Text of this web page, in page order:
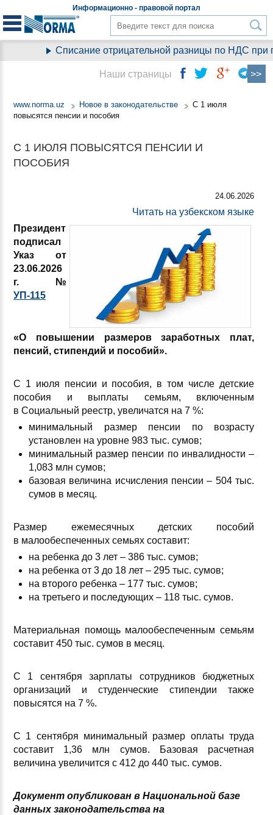
Информационно - правовой портал
Списание отрицательной разницы по НДС при
www.norma.uz Новое в законодательстве
С 1 июля
повысятся пенсии и пособия
С 1 ИЮЛЯ ПОВЫСЯТСЯ ПЕНСИИ И
ПОСОБИЯ
24.06.2026
Читать на узбекском языке
Президент
подписал
Указ от
23.06.2026
г. №
УП-115
«О повышении размеров заработных плат,
пенсий, стипендий и пособий».
С 1 июля пенсии и пособия, в том числе детские
пособия и выплаты семьям, включенным
в Социальный реестр, увеличатся на 7 %:
минимальный размер пенсии по возрасту
установлен на уровне 983 тыс. сумов;
минимальный размер пенсии по инвалидности –
1,083 млн сумов;
базовая величина исчисления пенсии – 504 тыс.
сумов в месяц.
Размер ежемесячных детских пособий
в малообеспеченных семьях составит:
на ребенка до 3 лет – 386 тыс. сумов;
на ребенка от 3 до 18 лет – 295 тыс. сумов;
на второго ребенка – 177 тыс. сумов;
на третьего и последующих – 118 тыс. сумов.
Материальная помощь малообеспеченным семьям
составит 450 тыс. сумов в месяц.
С 1 сентября зарплаты сотрудников бюджетных
организаций и студенческие стипендии также
повысятся на 7 %.
С 1 сентября минимальный размер оплаты труда
составит 1,36 млн сумов. Базовая расчетная
величина увеличится с 412 до 440 тыс. сумов.
Документ опубликован в Национальной базе
данных законодательства на
Наши страницы